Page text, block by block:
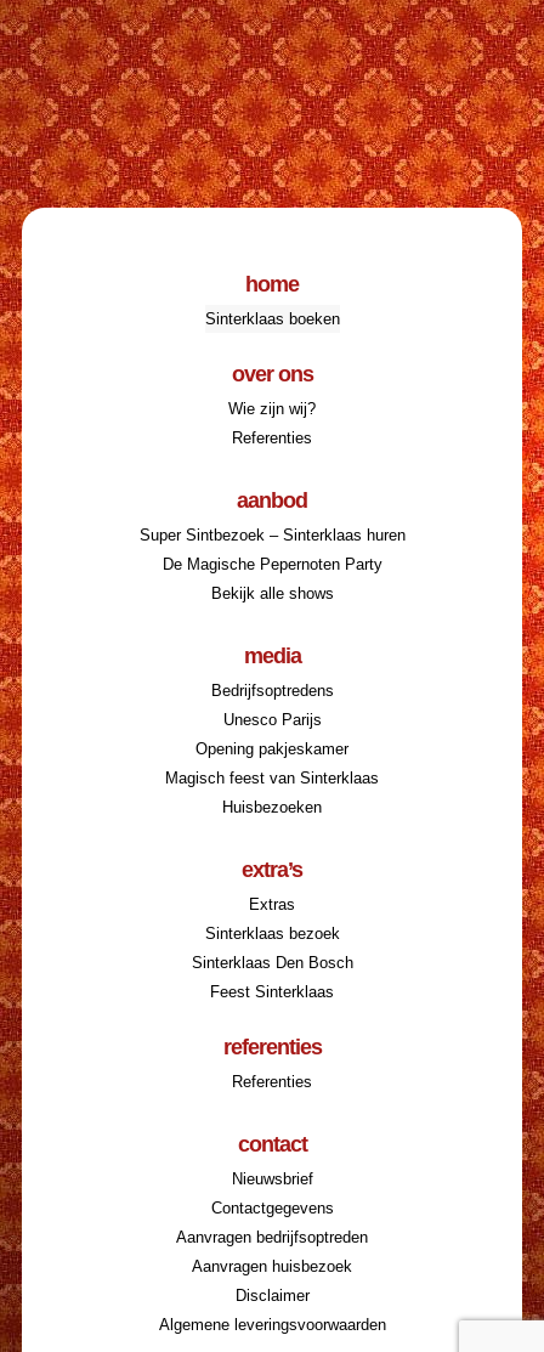
home
Sinterklaas boeken
over ons
Wie zijn wij?
Referenties
aanbod
Super Sintbezoek – Sinterklaas huren
De Magische Pepernoten Party
Bekijk alle shows
media
Bedrijfsoptredens
Unesco Parijs
Opening pakjeskamer
Magisch feest van Sinterklaas
Huisbezoeken
extra’s
Extras
Sinterklaas bezoek
Sinterklaas Den Bosch
Feest Sinterklaas
referenties
Referenties
contact
Nieuwsbrief
Contactgegevens
Aanvragen bedrijfsoptreden
Aanvragen huisbezoek
Disclaimer
Algemene leveringsvoorwaarden